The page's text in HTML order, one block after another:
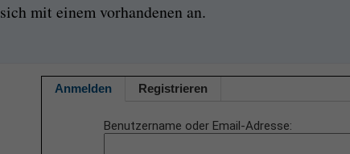
sich mit einem vorhandenen an.
Anmelden Registrieren
Benutzername oder Email-Adresse